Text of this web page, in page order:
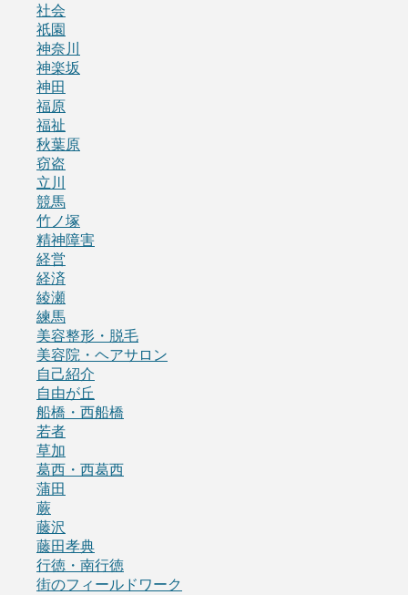
社会
祇園
神奈川
神楽坂
神田
福原
福祉
秋葉原
窃盗
立川
競馬
竹ノ塚
精神障害
経営
経済
綾瀬
練馬
美容整形・脱毛
美容院・ヘアサロン
自己紹介
自由が丘
船橋・西船橋
若者
草加
葛西・西葛西
蒲田
蕨
藤沢
藤田孝典
行徳・南行徳
街のフィールドワーク